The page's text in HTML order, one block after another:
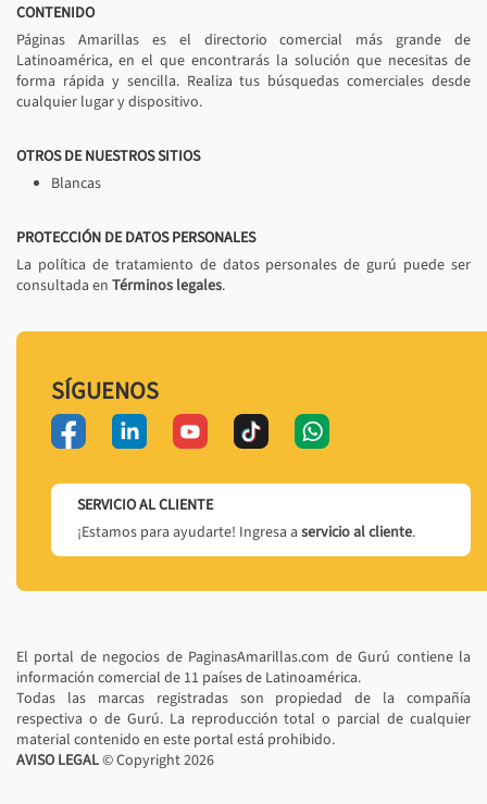
CONTENIDO
Páginas Amarillas es el directorio comercial más grande de
Latinoamérica, en el que encontrarás la solución que necesitas de
forma rápida y sencilla. Realiza tus búsquedas comerciales desde
cualquier lugar y dispositivo.
OTROS DE NUESTROS SITIOS
Blancas
PROTECCIÓN DE DATOS PERSONALES
La política de tratamiento de datos personales de gurú puede ser
consultada en Términos legales.
SÍGUENOS
SERVICIO AL CLIENTE
¡Estamos para ayudarte! Ingresa a servicio al cliente.
El portal de negocios de PaginasAmarillas.com de Gurú contiene la
información comercial de 11 países de Latinoamérica.
Todas las marcas registradas son propiedad de la compañía
respectiva o de Gurú. La reproducción total o parcial de cualquier
material contenido en este portal está prohibido.
AVISO LEGAL© Copyright2026